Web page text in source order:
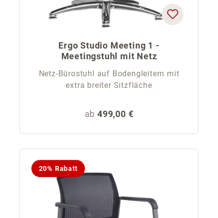
Ergo Studio Meeting 1 -
Meetingstuhl mit Netz
Netz-Bürostuhl auf Bodengleitern mit
extra breiter Sitzfläche
Regulärer Preis:
ab 499,00 €
20% Rabatt